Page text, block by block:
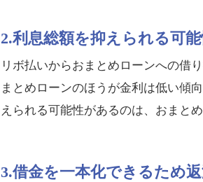
2.利息総額を抑えられる可
リボ払いからおまとめローンへの借
まとめローンのほうが金利は低い傾
えられる可能性があるのは、おまと
3.借金を一本化できるため